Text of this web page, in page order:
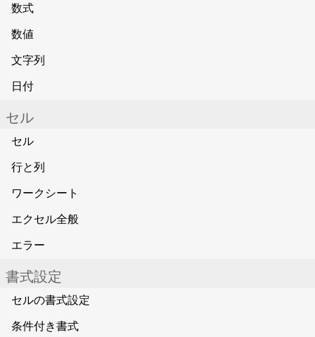
数式
数値
文字列
日付
セル
セル
行と列
ワークシート
エクセル全般
エラー
書式設定
セルの書式設定
条件付き書式